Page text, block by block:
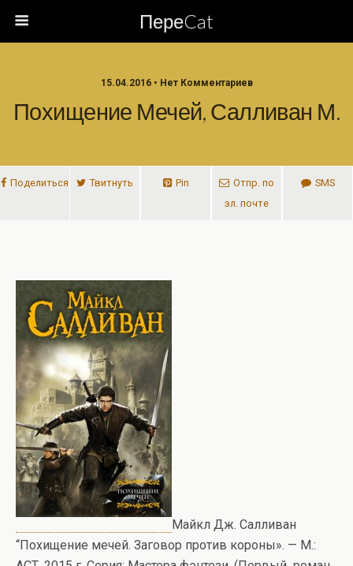
ПереCat
15.04.2016 • Нет Комментариев
Похищение Мечей, Салливан М.
Поделиться Твитнуть Pin
Отпр. по
эл. почте
SMS
Майкл Дж. Салливан
“Похищение мечей. Заговор против короны». — М.: